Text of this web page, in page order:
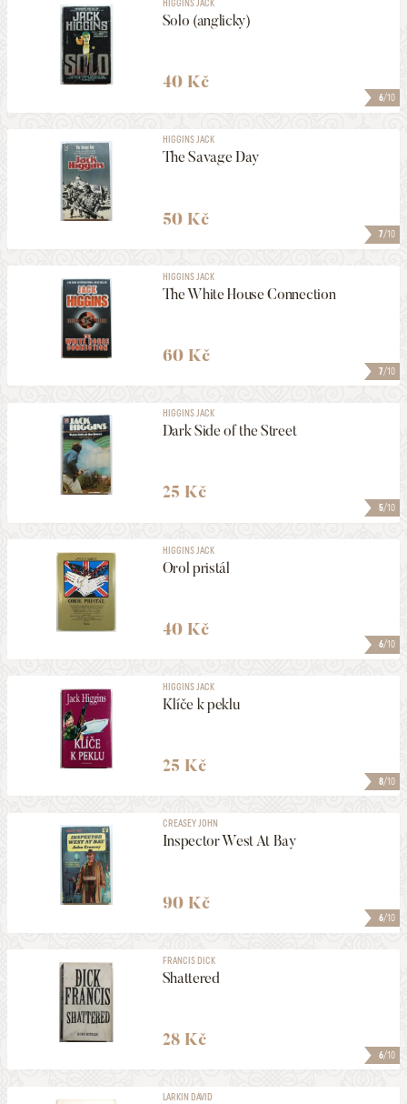
6/10
HIGGINS JACK
Solo (anglicky)
40 Kč
7/10
HIGGINS JACK
The Savage Day
50 Kč
7/10
HIGGINS JACK
The White House Connection
60 Kč
5/10
HIGGINS JACK
Dark Side of the Street
25 Kč
6/10
HIGGINS JACK
Orol pristál
40 Kč
8/10
HIGGINS JACK
Klíče k peklu
25 Kč
6/10
CREASEY JOHN
Inspector West At Bay
90 Kč
6/10
FRANCIS DICK
Shattered
28 Kč
LARKIN DAVID